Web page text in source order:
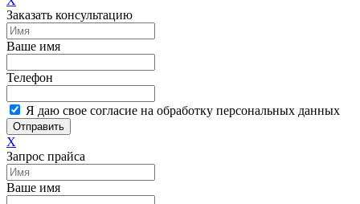
Заказать консультацию
Ваше имя
Телефон
Я даю свое согласие на обработку персональных данных
Отправить
X
Запрос прайса
Ваше имя